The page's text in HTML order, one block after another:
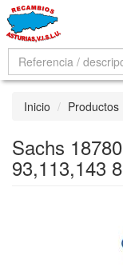
Inicio Productos
Sachs
93,113,143